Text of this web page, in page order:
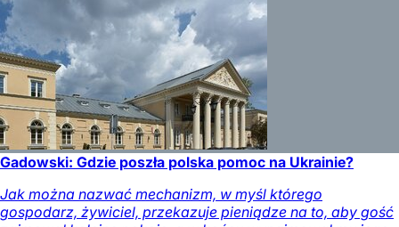
Gadowski: Gdzie poszła polska pomoc na Ukrainie?
Jak można nazwać mechanizm, w myśl którego
gospodarz, żywiciel, przekazuje pieniądze na to, aby gość